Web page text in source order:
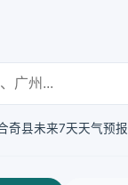
奇县未来7天天气预报